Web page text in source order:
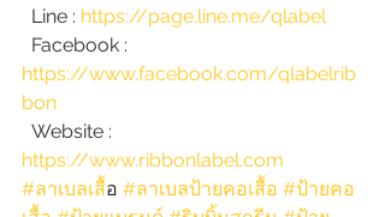
Line : https://page.line.me/qlabel
Facebook :
https://www.facebook.com/qlabelrib
bon
Website :
https://www.ribbonlabel.com
#ลาเบลเสื้อ #ลาเบลป้ายคอเสื้อ #ป้ายคอ